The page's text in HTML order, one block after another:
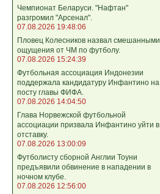
Чемпионат Беларуси. "Нафтан"
разгромил "Арсенал".
07.08.2026 19:48:06
Пловец Колесников назвал смешанными
ощущения от ЧМ по футболу.
07.08.2026 15:24:39
Футбольная ассоциация Индонезии
поддержала кандидатуру Инфантино на
посту главы ФИФА.
07.08.2026 14:04:50
Глава Норвежской футбольной
ассоциации призвала Инфантино уйти в
отставку.
07.08.2026 13:00:09
Футболисту сборной Англии Тоуни
предъявили обвинение в нападении в
ночном клубе.
07.08.2026 12:56:00